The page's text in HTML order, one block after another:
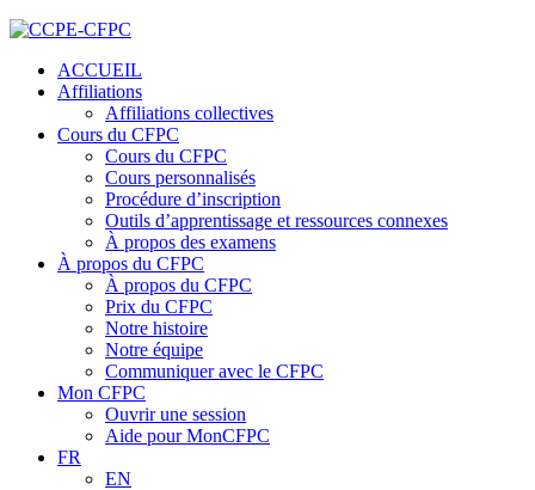
ACCUEIL
Affiliations
Affiliations collectives
Cours du CFPC
Cours du CFPC
Cours personnalisés
Procédure d’inscription
Outils d’apprentissage et ressources connexes
À propos des examens
À propos du CFPC
À propos du CFPC
Prix du CFPC
Notre histoire
Notre équipe
Communiquer avec le CFPC
Mon CFPC
Ouvrir une session
Aide pour MonCFPC
FR
EN